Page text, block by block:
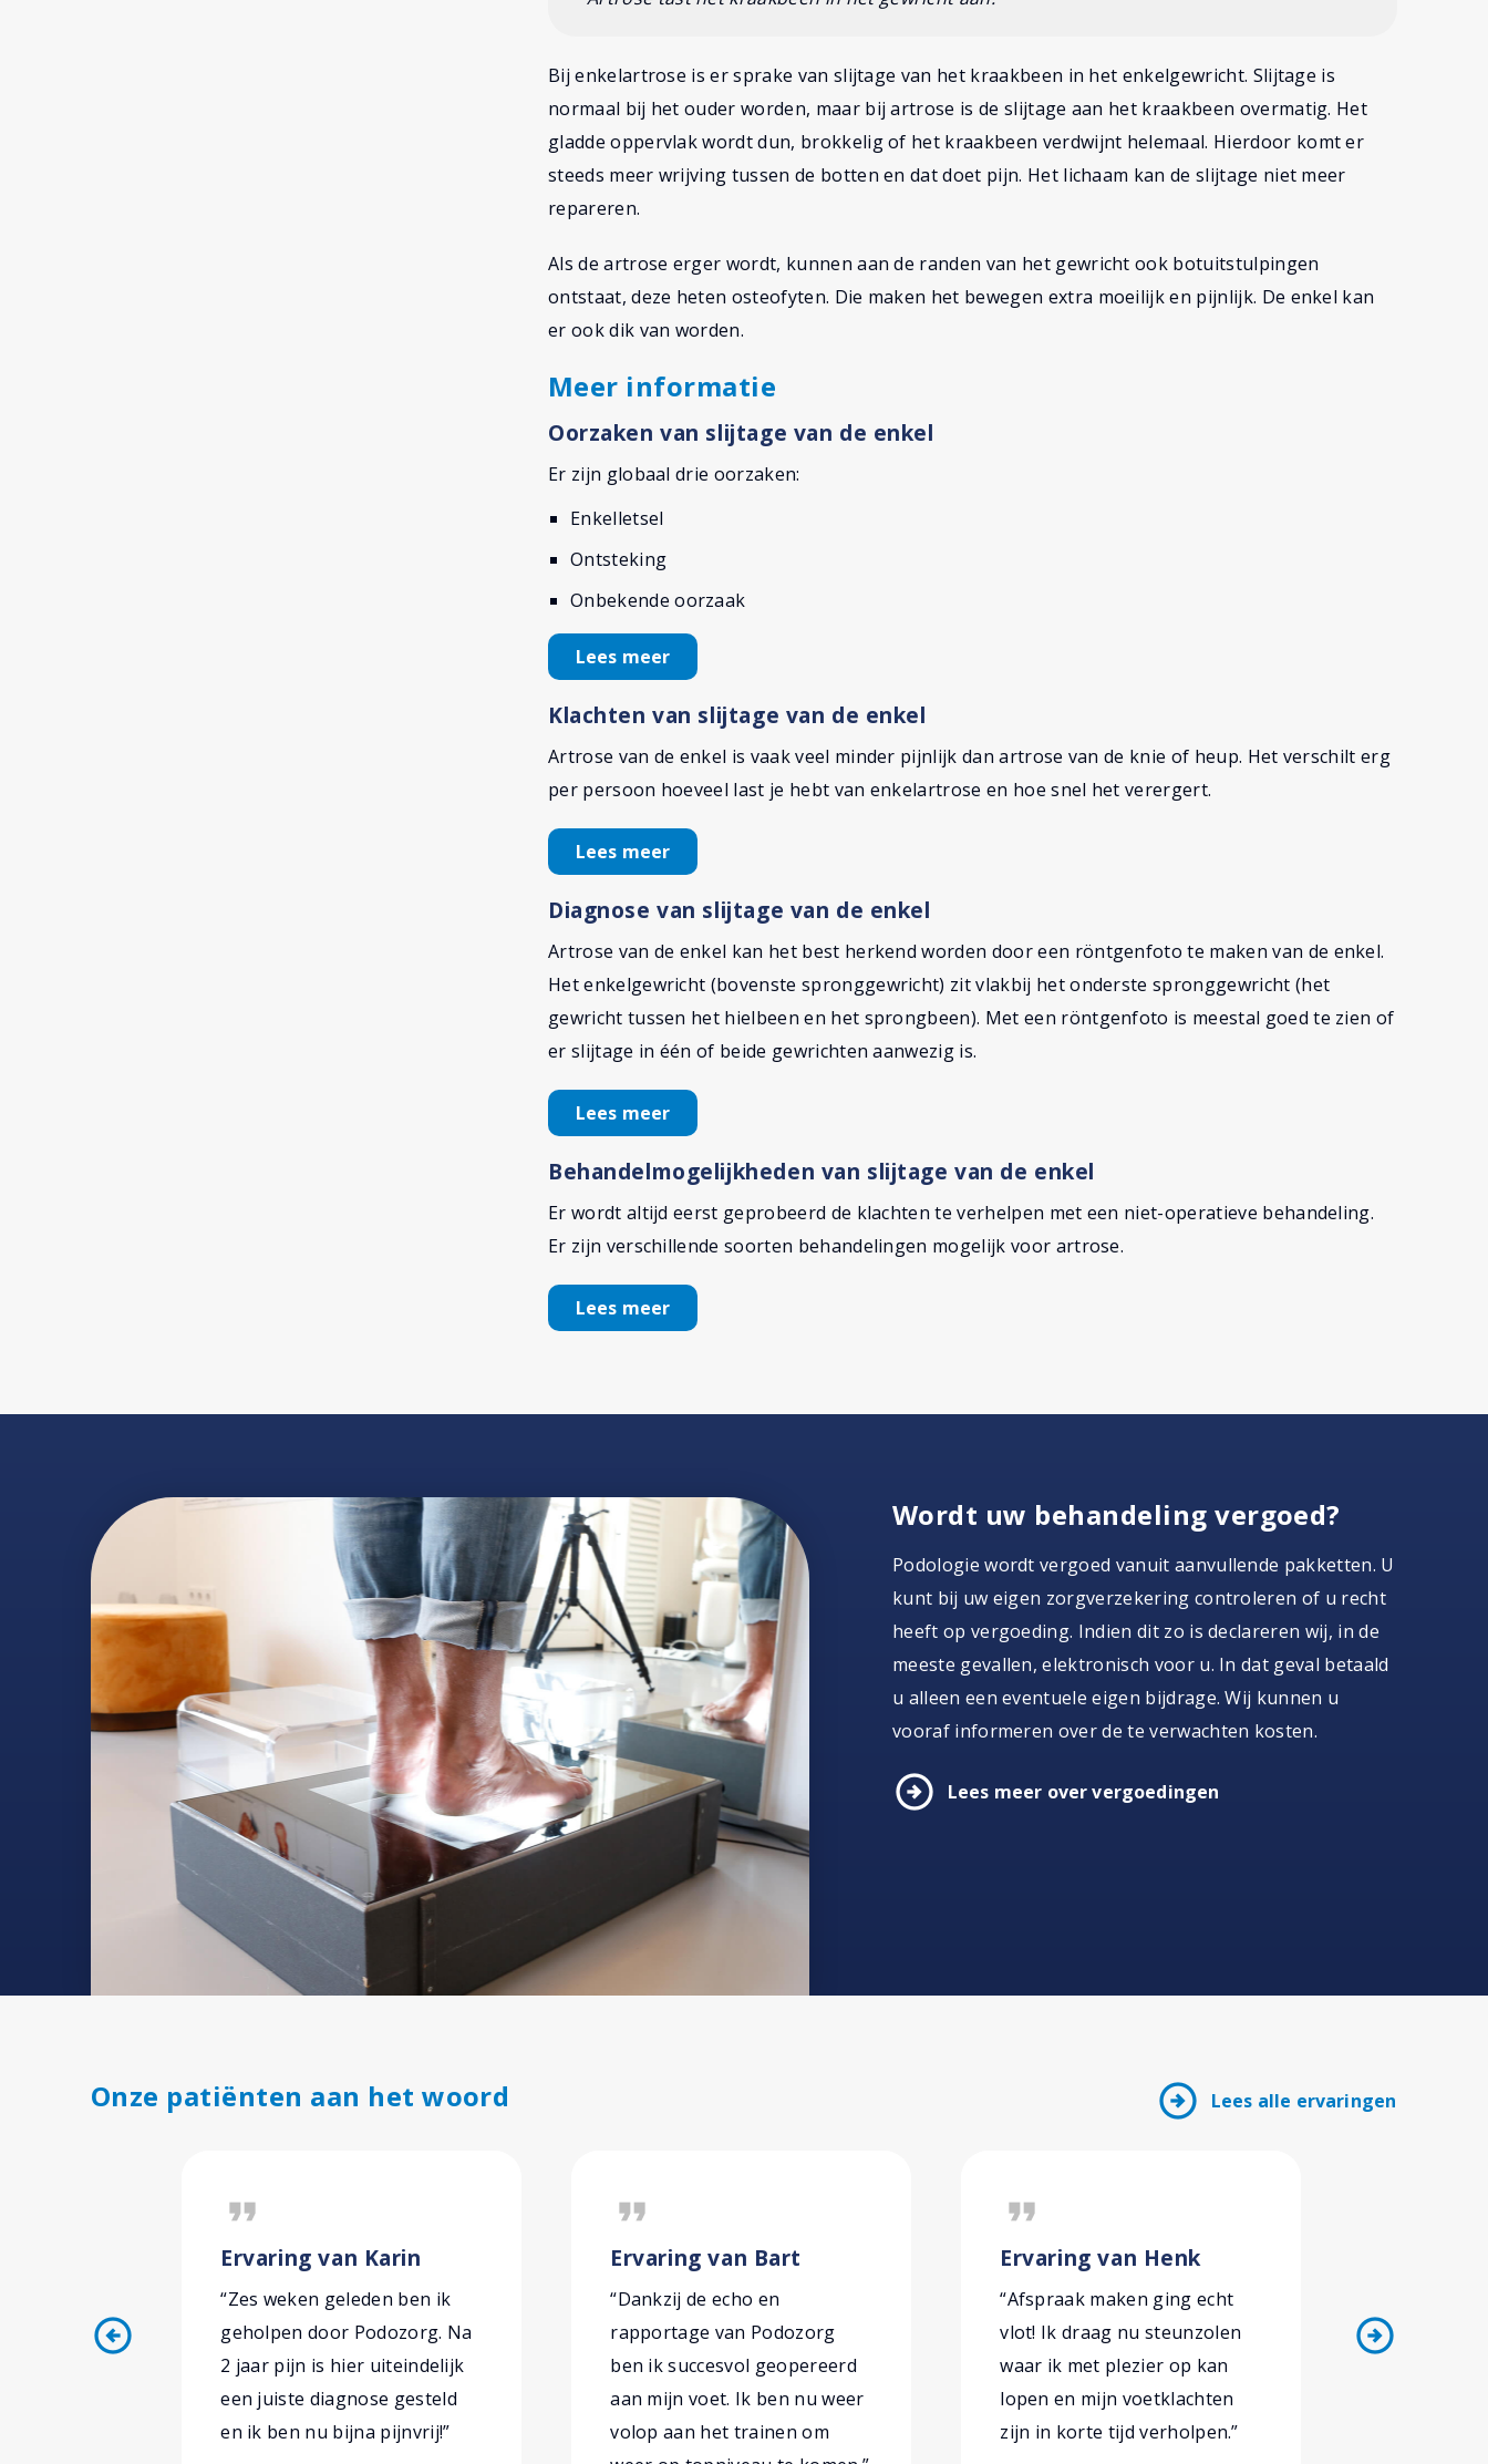
Bij enkelartrose is er sprake van slijtage van het kraakbeen in het enkelgewricht. Slijtage is
normaal bij het ouder worden, maar bij artrose is de slijtage aan het kraakbeen overmatig. Het
gladde oppervlak wordt dun, brokkelig of het kraakbeen verdwijnt helemaal. Hierdoor komt er
steeds meer wrijving tussen de botten en dat doet pijn. Het lichaam kan de slijtage niet meer
repareren.
Als de artrose erger wordt, kunnen aan de randen van het gewricht ook botuitstulpingen
ontstaat, deze heten osteofyten. Die maken het bewegen extra moeilijk en pijnlijk. De enkel kan
er ook dik van worden.
Meer informatie
Oorzaken van slijtage van de enkel
Er zijn globaal drie oorzaken:
Enkelletsel
Ontsteking
Onbekende oorzaak
Lees meer
Klachten van slijtage van de enkel
Artrose van de enkel is vaak veel minder pijnlijk dan artrose van de knie of heup. Het verschilt erg
per persoon hoeveel last je hebt van enkelartrose en hoe snel het verergert.
Lees meer
Diagnose van slijtage van de enkel
Artrose van de enkel kan het best herkend worden door een röntgenfoto te maken van de enkel.
Het enkelgewricht (bovenste spronggewricht) zit vlakbij het onderste spronggewricht (het
gewricht tussen het hielbeen en het sprongbeen). Met een röntgenfoto is meestal goed te zien of
er slijtage in één of beide gewrichten aanwezig is.
Lees meer
Behandelmogelijkheden van slijtage van de enkel
Er wordt altijd eerst geprobeerd de klachten te verhelpen met een niet-operatieve behandeling.
Er zijn verschillende soorten behandelingen mogelijk voor artrose.
Lees meer
Wordt uw behandeling vergoed?
Podologie wordt vergoed vanuit aanvullende pakketten. U
kunt bij uw eigen zorgverzekering controleren of u recht
heeft op vergoeding. Indien dit zo is declareren wij, in de
meeste gevallen, elektronisch voor u. In dat geval betaald
u alleen een eventuele eigen bijdrage. Wij kunnen u
vooraf informeren over de te verwachten kosten.
arrow_circle_right Lees meer over vergoedingen
Onze patiënten aan het woord arrow_circle_right Lees alle ervaringen
arrow_circle_left
format_quote
Ervaring van Karin
“Zes weken geleden ben ik
geholpen door Podozorg. Na
2 jaar pijn is hier uiteindelijk
een juiste diagnose gesteld
en ik ben nu bijna pijnvrij!”
format_quote
Ervaring van Bart
“Dankzij de echo en
rapportage van Podozorg
ben ik succesvol geopereerd
aan mijn voet. Ik ben nu weer
volop aan het trainen om
format_quote
Ervaring van Henk
“Afspraak maken ging echt
vlot! Ik draag nu steunzolen
waar ik met plezier op kan
lopen en mijn voetklachten
zijn in korte tijd verholpen.”
geholpen!
arrow_circle_right